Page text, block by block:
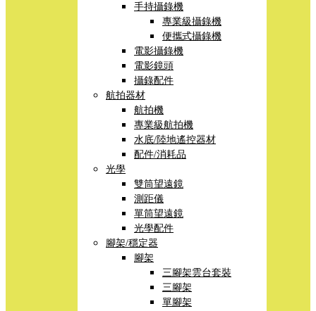
手持攝錄機
專業級攝錄機
便攜式攝錄機
電影攝錄機
電影鏡頭
攝錄配件
航拍器材
航拍機
專業級航拍機
水底/陸地遙控器材
配件/消耗品
光學
雙筒望遠鏡
測距儀
單筒望遠鏡
光學配件
腳架/穩定器
腳架
三腳架雲台套裝
三腳架
單腳架